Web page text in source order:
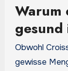
Warum
gesund
Obwohl
gewisse